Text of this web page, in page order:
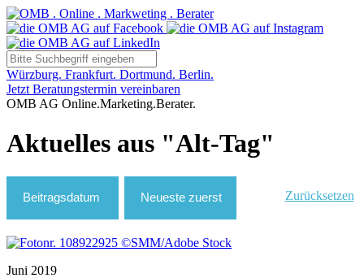
Würzburg. Frankfurt. Dortmund. Berlin.
Jetzt Beratungstermin vereinbaren
OMB AG Online.Marketing.Berater.
Aktuelles aus "Alt-Tag"
Zurücksetzen
Juni 2019